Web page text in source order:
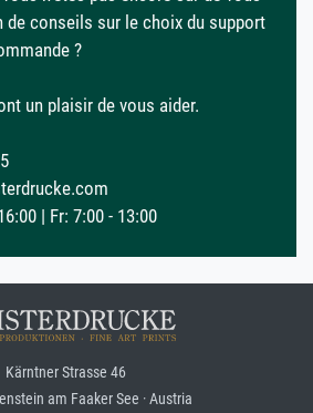
de conseils sur le choix du support
?
un plaisir de vous aider.
| Fr: 7:00 - 13:00
Kärntner Strasse 46
am Faaker See · Austria